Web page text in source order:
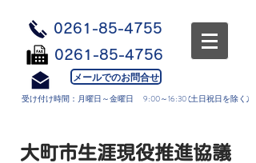
0261-85-4755
0261-85-4756
メールでのお問合せ
受け付け時間：月曜日～金曜日 9:00～16:30 (土日祝日を除く)
​大町市生涯現役推進協議